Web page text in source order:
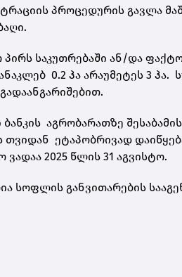
პროცედურის გავლა
საკუთრებაში ან/და
0.2 ჰა არაუმეტეს 3 ჰა.
აგრობარათზე
ეტაპობრივად
2025 წლის 31 აგვისტო.
სოფლის განვითარების